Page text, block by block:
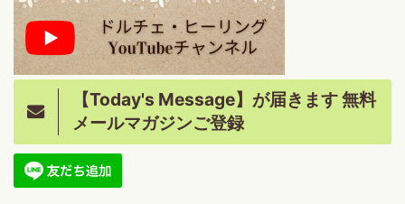
【Today's Message】が届きます 無料
メールマガジンご登録